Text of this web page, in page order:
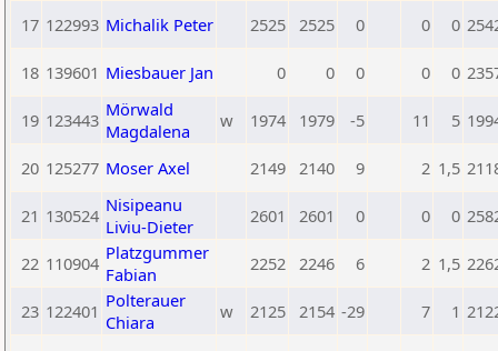
17 122993 Michalik Peter 2525 2525 0 0 0
18 139601 Miesbauer Jan 0 0 0 0 0
19 123443 Mörwald
Magdalena
w 1974 1979 -5 11 5
20 125277 Moser Axel 2149 2140 9 2 1,5
21 130524 Nisipeanu
Liviu-Dieter
2601 2601 0 0 0
22 110904 Platzgummer
Fabian
2252 2246 6 2 1,5
23 122401 Polterauer
Chiara
w 2125 2154 -29 7 1